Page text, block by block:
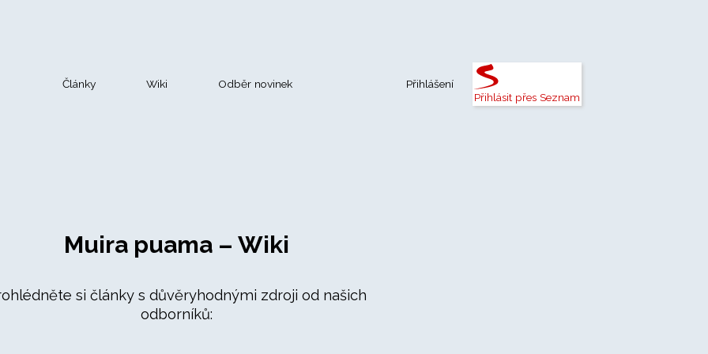
Články Wiki Odběr novinek
Přihlášení
Přihlásit přes Seznam
Muira puama – Wiki
si články s důvěryhodnými zdroji od našich
odborníků: